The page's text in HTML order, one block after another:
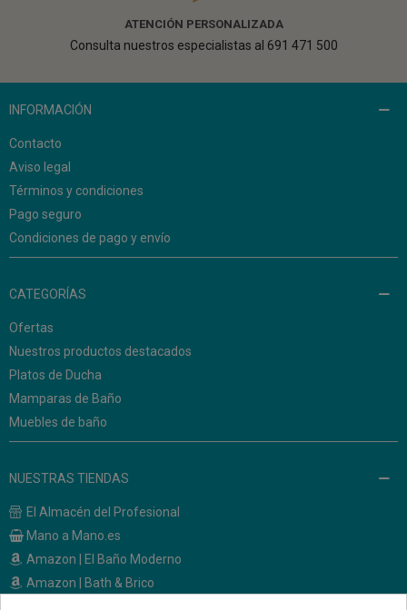
ATENCIÓN PERSONALIZADA
Consulta nuestros especialistas al 691 471 500
INFORMACIÓN
Contacto
Aviso legal
Términos y condiciones
Pago seguro
Condiciones de pago y envío
CATEGORÍAS
Ofertas
Nuestros productos destacados
Platos de Ducha
Mamparas de Baño
Muebles de baño
NUESTRAS TIENDAS
El Almacén del Profesional
Mano a Mano.es
Amazon | El Baño Moderno
Amazon | Bath & Brico